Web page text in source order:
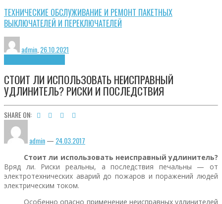
ТЕХНИЧЕСКИЕ ОБСЛУЖИВАНИЕ И РЕМОНТ ПАКЕТНЫХ
ВЫКЛЮЧАТЕЛЕЙ И ПЕРЕКЛЮЧАТЕЛЕЙ
admin,26.10.2021
СТОИТ ЛИ ИСПОЛЬЗОВАТЬ НЕИСПРАВНЫЙ
УДЛИНИТЕЛЬ? РИСКИ И ПОСЛЕДСТВИЯ
SHARE ON:
admin— 24.03.2017
Стоит ли использовать неисправный удлинитель?
Вряд ли. Риски реальны, а последствия печальны — от
электротехнических аварий до пожаров и поражений людей
электрическим током.
Особенно опасно применение неисправных удлинителей